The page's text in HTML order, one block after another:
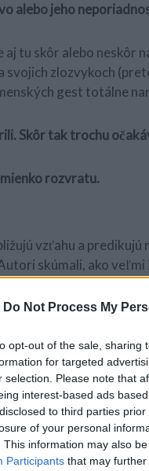
Do Not Process My
opt-out of the sale,
for targeted
selection. Please note that
interest-based ads
to third parties
of your personal
This information may also
Participants that may further
alebo jeho
aj tu skôr alebo neskôr
svojich zlozvykoch
gest totálne
Skôr tak trochu
rozvratu.
vzťahu a
skúmali, ako
čo ich súčasní partneri
partneri boli v
mali stále ďaleko.